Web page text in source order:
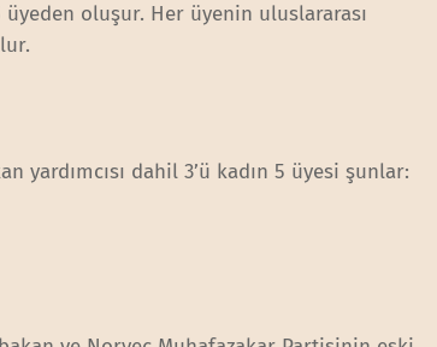
oluşur. Her üyenin uluslararası
yardımcısı dahil 3’ü kadın 5 üyesi şunlar: